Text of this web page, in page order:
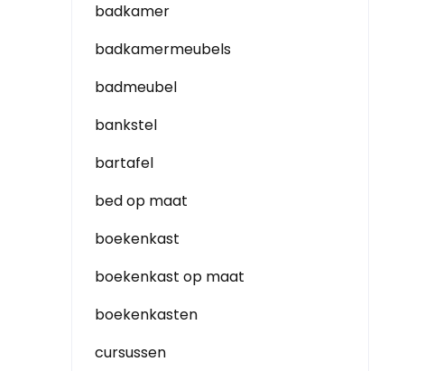
badkamer
badkamermeubels
badmeubel
bankstel
bartafel
bed op maat
boekenkast
boekenkast op maat
boekenkasten
cursussen